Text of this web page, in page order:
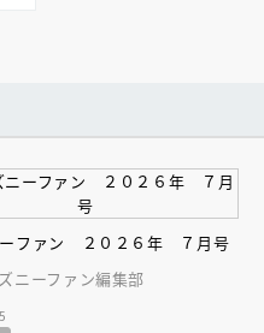
ーファン ２０２６年 ７月号
ニーファン編集部